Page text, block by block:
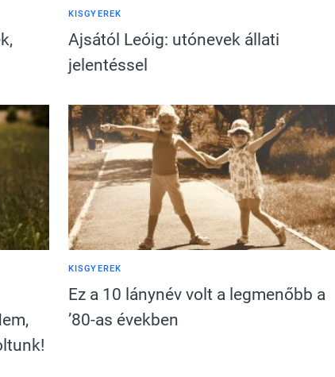
KISGYEREK
Ajsától Leóig: utónevek állati
jelentéssel
KISGYEREK
Ez a 10 lánynév volt a legmenőbb a
’80-as években